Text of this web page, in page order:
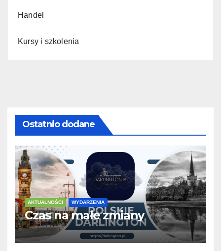
Handel
Kursy i szkolenia
Ostatnio dodane
AKTUALNOŚCI WYDARZENIA
Czas na małe zmiany